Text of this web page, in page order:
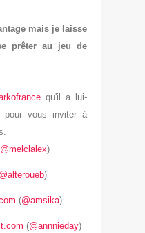
mais je laisse
prêter au jeu de
qu'il a lui-
pour vous inviter à
@melclalex)
@alteroueb)
(@amsika)
(@annnieday)